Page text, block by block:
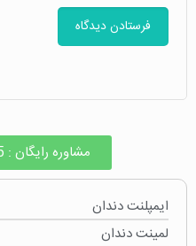
مشاوره رایگان : 44873425 - 021
ایمپلنت دندان
لمینت دندان